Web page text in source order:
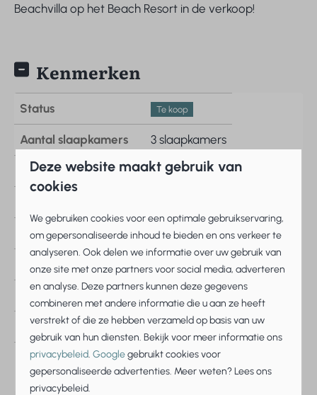
Beachvilla op het Beach Resort in de verkoop!
Kenmerken
Status Te koop
Aantal slaapkamers 3 slaapkamers
Voor aantal personen 6
Oppervlakte perceel 487 m
Huisnummer op park 37
Aantal personen 6 personen
Aantal badkamers 2 badkamers
Wellness
Sauna
Jacuzzi
Deze website maakt gebruik van
cookies
We gebruiken cookies voor een optimale gebruikservaring,
om gepersonaliseerde inhoud te bieden en ons verkeer te
analyseren. Ook delen we informatie over uw gebruik van
onze site met onze partners voor social media, adverteren
en analyse. Deze partners kunnen deze gegevens
combineren met andere informatie die u aan ze heeft
verstrekt of die ze hebben verzameld op basis van uw
gebruik van hun diensten. Bekijk voor meer informatie ons
privacybeleid.Googlegebruikt cookies voor
gepersonaliseerde advertenties. Meer weten? Lees ons
privacybeleid.